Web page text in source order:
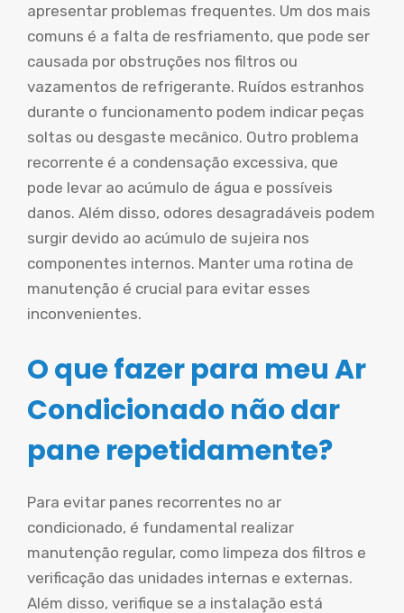
apresentar problemas frequentes. Um dos mais
comuns é a falta de resfriamento, que pode ser
causada por obstruções nos filtros ou
vazamentos de refrigerante. Ruídos estranhos
durante o funcionamento podem indicar peças
soltas ou desgaste mecânico. Outro problema
recorrente é a condensação excessiva, que
pode levar ao acúmulo de água e possíveis
danos. Além disso, odores desagradáveis podem
surgir devido ao acúmulo de sujeira nos
componentes internos. Manter uma rotina de
manutenção é crucial para evitar esses
inconvenientes.
O que fazer para meu Ar
Condicionado não dar
pane repetidamente?
Para evitar panes recorrentes no ar
condicionado, é fundamental realizar
manutenção regular, como limpeza dos filtros e
verificação das unidades internas e externas.
Além disso, verifique se a instalação está